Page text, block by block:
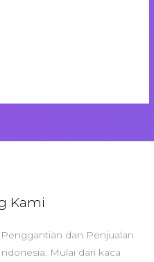
Kami
dan Penjualan
Mulai dari kaca